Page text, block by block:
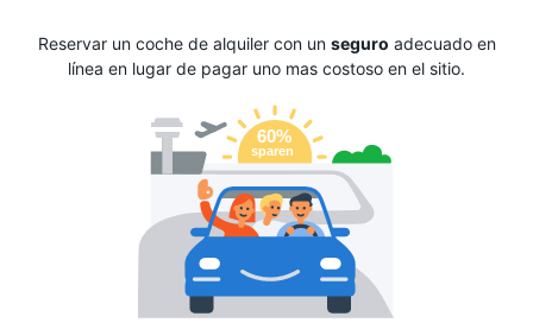
Reservar un coche de alquiler con un seguro adecuado en
línea en lugar de pagar uno mas costoso en el sitio.